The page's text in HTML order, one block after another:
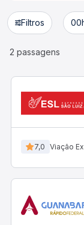
Filtros
2 passagens
7,0 Viação